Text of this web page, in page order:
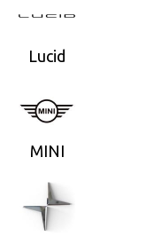
Lucid
MINI